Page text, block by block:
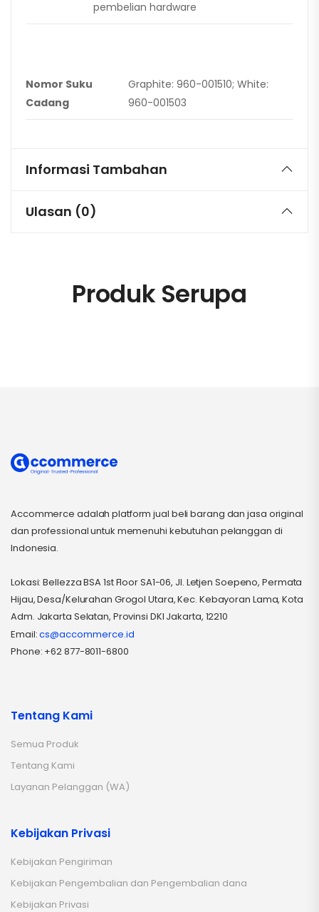
pembelian hardware
Nomor Suku
Cadang
Graphite: 960-001510; White:
960-001503
Informasi Tambahan
Ulasan (0)
Produk Serupa
Accommerce adalah platform jual beli barang dan jasa original
dan professional untuk memenuhi kebutuhan pelanggan di
Indonesia.
Lokasi: Bellezza BSA 1st Floor SA1-06, Jl. Letjen Soepeno, Permata
Hijau, Desa/Kelurahan Grogol Utara, Kec. Kebayoran Lama, Kota
Adm. Jakarta Selatan, Provinsi DKI Jakarta, 12210
Email:cs@accommerce.id
Phone: +62 877-8011-6800
Tentang Kami
Semua Produk
Tentang Kami
Layanan Pelanggan (WA)
Kebijakan Privasi
Kebijakan Pengiriman
Kebijakan Pengembalian dan Pengembalian dana
Kebijakan Privasi